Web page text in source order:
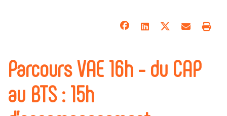
Parcours VAE 16h - du CAP
au BTS : 15h